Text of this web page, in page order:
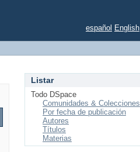
español English
Listar
Todo DSpace
Comunidades & Colecciones
Por fecha de publicación
Autores
Títulos
Materias